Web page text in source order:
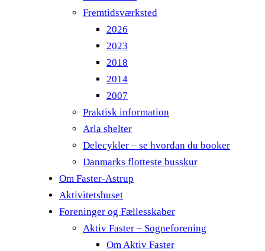
Fremtidsværksted
2026
2023
2018
2014
2007
Praktisk information
Arla shelter
Delecykler – se hvordan du booker
Danmarks flotteste busskur
Om Faster-Astrup
Aktivitetshuset
Foreninger og Fællesskaber
Aktiv Faster – Sogneforening
Om Aktiv Faster